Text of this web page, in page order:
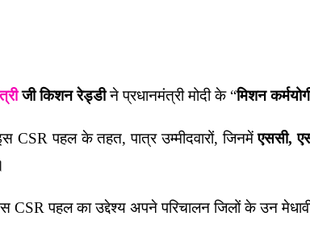
जी किशन रेड्डीने प्रधानमंत्री मोदी के “मिशन
CSR पहल के तहत, पात्र उम्मीदवारों, जिनमेंएससी,
CSR पहल का उद्देश्य अपने परिचालन जिलों के उन